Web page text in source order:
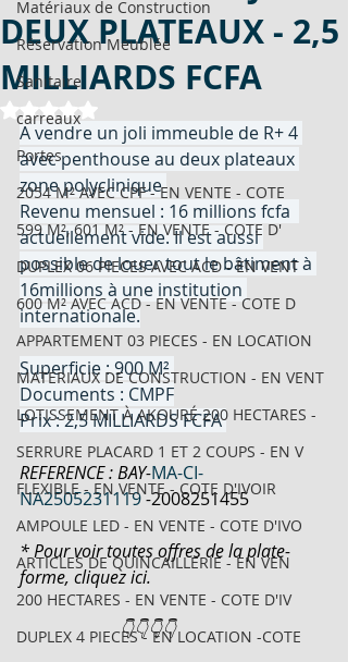
Matériaux de Construction
Réservation Meublée
Sanitaire
carreaux
Portes
2054 M² AVEC CPF - EN VENTE - COTE
599 M², 601 M² - EN VENTE - COTE D'
DUPLEX 06 PIECES AVEC ACD - EN VENT
600 M² AVEC ACD - EN VENTE - COTE D
APPARTEMENT 03 PIECES - EN LOCATION
MATERIAUX DE CONSTRUCTION - EN VENT
LOTISSEMENT À AKOURÉ 200 HECTARES -
SERRURE PLACARD 1 ET 2 COUPS - EN V
FLEXIBLE - EN VENTE - COTE D'IVOIR
AMPOULE LED - EN VENTE - COTE D'IVO
ARTICLES DE QUINCAILLERIE - EN VEN
200 HECTARES - EN VENTE - COTE D'IV
DUPLEX 4 PIECES - EN LOCATION -COTE
DEUX PLATEAUX - 2,5
MILLIARDS FCFA
Noté NaN étoiles sur 5.
A vendre un joli immeuble de R+ 4
avec penthouse au deux plateaux
zone polyclinique
Revenu mensuel : 16 millions fcfa
actuellement vide. Il est aussi
possible de louer tout le bâtiment à
16millions à une institution
internationale.
Superficie : 900 M²
Documents : CMPF
Prix : 2,5 MILLIARDS FCFA
REFERENCE : BAY-MA-CI-
NA2505231119-2008251455
* Pour voir toutes offres de la plate-
forme, cliquez ici.
👇👇👇👇